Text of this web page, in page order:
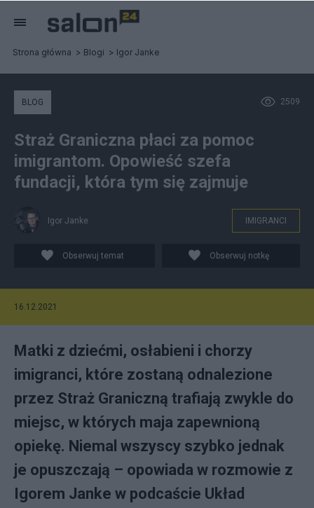
Strona główna Blogi Igor Janke
2509
BLOG
Straż Graniczna płaci za pomoc
imigrantom. Opowieść szefa
fundacji, która tym się zajmuje
Igor Janke IMIGRANCI
Obserwuj temat Obserwuj notkę
16.12.2021
Matki z dziećmi, osłabieni i chorzy
imigranci, które zostaną odnalezione
przez Straż Graniczną trafiają zwykle do
miejsc, w których maja zapewnioną
opiekę. Niemal wszyscy szybko jednak
je opuszczają – opowiada w rozmowie z
Igorem Janke w podcaście Układ